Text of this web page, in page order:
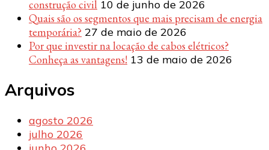
construção civil 10 de junho de 2026
Quais são os segmentos que mais precisam de energia
temporária? 27 de maio de 2026
Por que investir na locação de cabos elétricos?
Conheça as vantagens! 13 de maio de 2026
Arquivos
agosto 2026
julho 2026